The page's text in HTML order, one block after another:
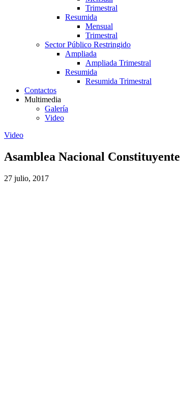
Trimestral
Resumida
Mensual
Trimestral
Sector Público Restringido
Ampliada
Ampliada Trimestral
Resumida
Resumida Trimestral
Contactos
Multimedia
Galería
Video
Video
Asamblea Nacional Constituyente
27 julio, 2017